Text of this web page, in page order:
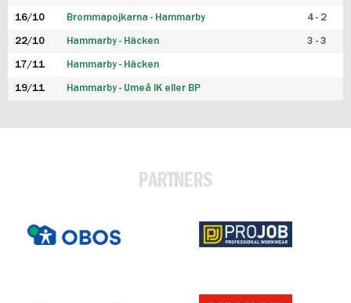
16/10 Brommapojkarna - Hammarby 4 - 2
22/10 Hammarby - Häcken 3 - 3
17/11 Hammarby - Häcken
19/11 Hammarby - Umeå IK eller BP
PARTNERS